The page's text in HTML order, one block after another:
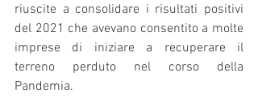
riuscite a consolidare i risultati positivi
del 2021 che avevano consentito a molte
imprese di iniziare a recuperare il
terreno perduto nel corso della
Pandemia.